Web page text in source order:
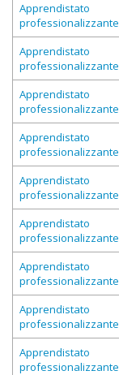
Apprendistato
professionalizzante
Apprendistato
professionalizzante
Apprendistato
professionalizzante
Apprendistato
professionalizzante
Apprendistato
professionalizzante
Apprendistato
professionalizzante
Apprendistato
professionalizzante
Apprendistato
professionalizzante
Apprendistato
professionalizzante